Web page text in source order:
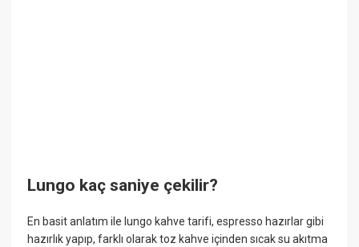
Lungo kaç saniye çekilir?
En basit anlatım ile lungo kahve tarifi, espresso hazırlar gibi
hazırlık yapıp, farklı olarak toz kahve içinden sıcak su akıtma